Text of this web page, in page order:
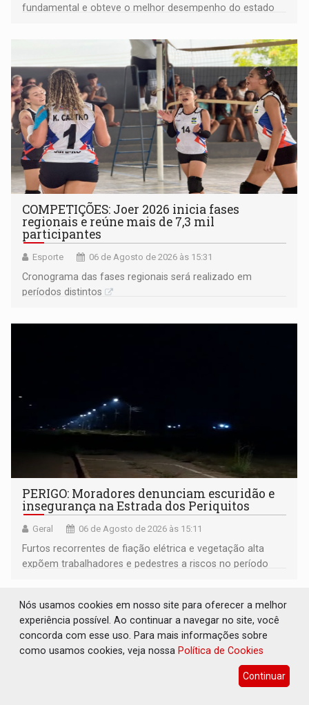
fundamental e obteve o melhor desempenho do estado
COMPETIÇÕES: Joer 2026 inicia fases
regionais e reúne mais de 7,3 mil
participantes
Esporte 06 de Agosto de 2026 às 15:31
Cronograma das fases regionais será realizado em
períodos distintos
PERIGO: Moradores denunciam escuridão e
insegurança na Estrada dos Periquitos
Geral 06 de Agosto de 2026 às 15:11
Furtos recorrentes de fiação elétrica e vegetação alta
expõem trabalhadores e pedestres a riscos no período
Nós usamos cookies em nosso site para oferecer a melhor
experiência possível. Ao continuar a navegar no site, você
concorda com esse uso. Para mais informações sobre
como usamos cookies, veja nossa Política de Cookies
Continuar